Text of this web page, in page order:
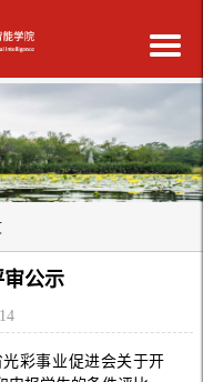
审公示
光彩事业促进会关于开